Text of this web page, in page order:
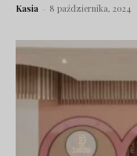
Kasia - 8 października, 2024